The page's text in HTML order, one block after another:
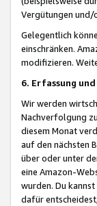
Vergütungen und/
Gelegentlich
einschränken.
modifizieren.
6. Erfassung
Wir werden
Nachverfolgung
diesem Monat
auf den nächsten
über oder unter
eine Amazon-
wurden. Du
dafür